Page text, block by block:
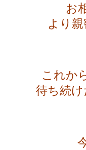
お
より親
これか
待ち続け